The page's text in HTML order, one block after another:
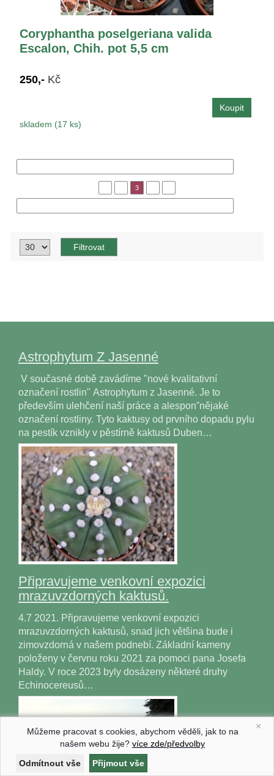
Coryphantha poselgeriana valida
Escalon, Chih. pot 5,5 cm
250,- Kč
skladem (17 ks)
3
Astrophytum Z Jasenné
V současné době zavádíme "nové kvalitativní
označení rostlin" Astrophytum z Jasenné. Je to
především ulehčení naší práce a alesponˇnějaké
označení rostliny. Tyto kaktusy od prvního dopadu pylu
na pestík vznikly v pěstírně kaktusů Duben…
Připravujeme venkovní expozici
mrazuvzdorných kaktusů.
4.7 2021. Připravujeme venkovní expozici
mrazuvzdorných kaktusů, snad jich většina bude i
zimovzdorná v našem podnebí. Základní kameny
položeny v červnu roku 2021 za pomoci pana Josefa
Haldy. V roce 2023 byly dosázeny některé druhy
Echinocereusů…
×
Můžeme pracovat s cookies, abychom věděli, jak to na
našem webu žije? více zde/předvolby